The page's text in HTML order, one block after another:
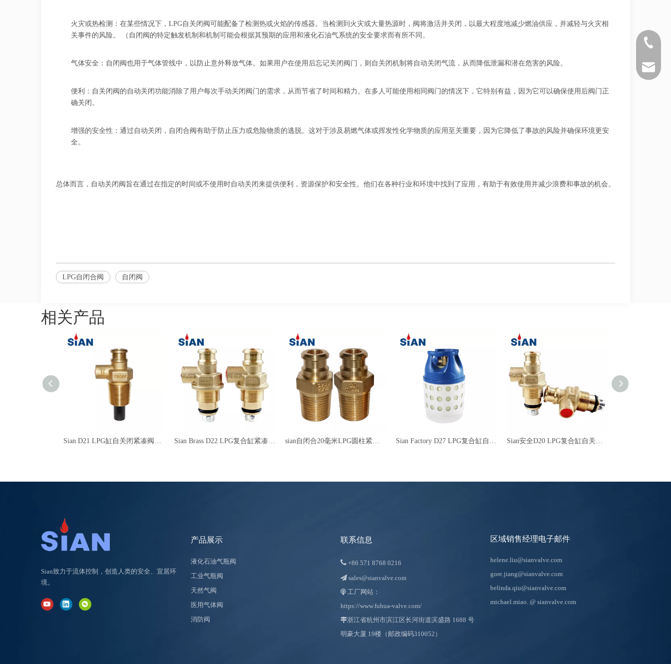
火灾或热检测：在某些情况下，LPG自关闭阀可能配备了检测热或火焰的传感器。当检测到火灾或大量热源时，阀将激活并关闭，以最大程度地减少燃油供应，并减轻与火灾相
关事件的风险。 （自闭阀的特定触发机制和机制可能会根据其预期的应用和液化石油气系统的安全要求而有所不同。
气体安全：自闭阀也用于气体管线中，以防止意外释放气体。如果用户在使用后忘记关闭阀门，则自关闭机制将自动关闭气流，从而降低泄漏和潜在危害的风险。
便利：自关闭阀的自动关闭功能消除了用户每次手动关闭阀门的需求，从而节省了时间和精力。在多人可能使用相同阀门的情况下，它特别有益，因为它可以确保使用后阀门正
确关闭。
增强的安全性：通过自动关闭，自闭合阀有助于防止压力或危险物质的逃脱。这对于涉及易燃气体或挥发性化学物质的应用至关重要，因为它降低了事故的风险并确保环境更安
全。
总体而言，自动关闭阀旨在通过在指定的时间或不使用时自动关闭来提供便利，资源保护和安全性。他们在各种行业和环境中找到了应用，有助于有效使用并减少浪费和事故的机会。
LPG自闭合阀 自闭阀
相关产品
Sian致力于流体控制，创造人类的安全、宜居环
境。
产品展示
液化石油气瓶阀
工业气瓶阀
天然气阀
医用气体阀
消防阀
+86 571
联系信息
 +86 571 8768 0216
 sales@sianvalve.com
 工厂网站：
https://www.fuhua-valve.com/
浙江省杭州市滨江区长河街道滨盛路 1688 号
明豪大厦 19楼（邮政编码310052）
区域销售经理电子邮件
helene.liu@sianvalve.com
gore.jiang@sianvalve.com
belinda.qiu@sianvalve.com
michael.miao. @ sianvalve.com